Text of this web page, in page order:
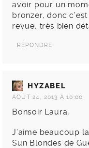
avoir pour un
bronzer, donc
revue, très bien
RÉPONDRE
HYZABEL
AOÛT 24, 2013 À 10:00
Bonsoir Laura,
J’aime beaucoup
Sun Blondes de